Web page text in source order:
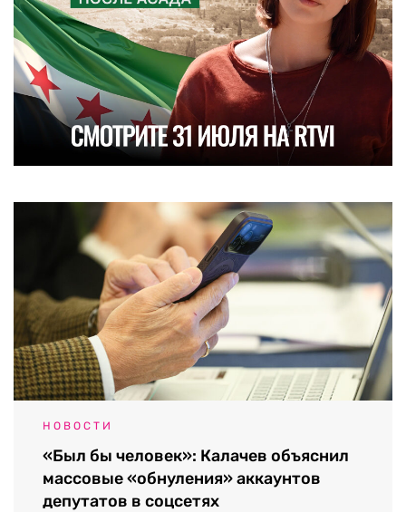
НОВОСТИ
«Был бы человек»: Калачев объяснил
массовые «обнуления» аккаунтов
депутатов в соцсетях